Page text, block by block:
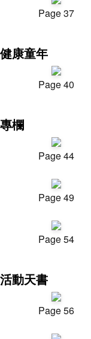
Page 37
健康童年
Page 40
專欄
Page 44
Page 49
Page 54
活動天書
Page 56